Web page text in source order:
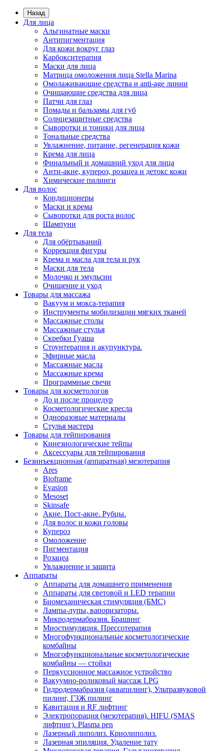
Назад
Для лица
Альгинатные маски
Антипигментация
Для кожи вокруг глаз
Карбокситерапия
Маски для лица
Матрица омоложения лица Stella Marina
Омолаживающие средства и anti-age линии
Очищающие средства для лица
Патчи для глаз
Помады и бальзамы для губ
Солнцезащитные средства
Сыворотки и тоники для лица
Тональные средства
Увлажнение, питание, регенерация кожи
Крема для лица
Финальный и домашний уход для лица
Анти-акне, купероз, розацеа и детокс кожи
Химические пилинги
Для волос
Кондиционеры
Маски и крема
Сыворотки для роста волос
Шампуни
Для тела
Для обёртываний
Коррекция фигуры
Крема и масла для тела и рук
Маски для тела
Молочко и эмульсии
Очищение и уход
Товары для массажа
Вакуум и мокса-терапия
Инструменты мобилизации мягких тканей
Массажные столы
Массажные стулья
Скребки Гуаша
Стоунтерапия и акупунктура.
Эфирные масла
Массажные масла
Массажные крема
Программные свечи
Товары для косметологов
До и после процедур
Косметологические кресла
Одноразовые материалы
Стулья мастера
Товары для тейпирования
Кинезиологические тейпы
Аксессуары для тейпирования
Безинъекционная (аппаратная) мезотерапия
Ares
Bioframe
Evasion
Mesoset
Skinsafe
Акне. Пост-акне. Рубцы.
Для волос и кожи головы
Купероз
Омоложение
Пигментация
Розацеа
Увлажнение и защита
Аппараты
Аппараты для домашнего применения
Аппараты для световой и LED терапии
Биомеханическая стимуляция (БМС)
Лампы-лупы, вапоризаторы.
Микродермабразия. Брашинг
Миостимуляция. Прессотерапия
Многофункциональные косметологические
комбайны
Многофункциональные косметологические
комбайны — стойки
Перкуссионное массажное устройство
Вакуумно-роликовый массаж LPG
Гидродермабразия (аквапилинг), Ультразвуковой
пилинг, ГЗЖ пилинг
Кавитация и RF лифтинг
Электропорация (мезотерапия). HIFU (SMAS
лифтинг). Plasma pen
Лазерный липолиз. Криолиполиз.
Лазерная эпиляция. Удаление тату